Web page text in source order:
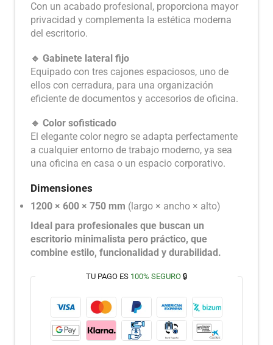
Con un acabado profesional, proporciona mayor
privacidad y complementa la estética moderna
del escritorio.
🔹 Gabinete lateral fijo
Equipado con tres cajones espaciosos, uno de
ellos con cerradura, para una organización
eficiente de documentos y accesorios de oficina.
🔹 Color sofisticado
El elegante color negro se adapta perfectamente
a cualquier entorno de trabajo moderno, ya sea
una oficina en casa o un espacio corporativo.
Dimensiones
1200 × 600 × 750 mm (largo × ancho × alto)
Ideal para profesionales que buscan un
escritorio minimalista pero práctico, que
combine estilo, funcionalidad y durabilidad.
TU PAGO ES 100% SEGURO🔒